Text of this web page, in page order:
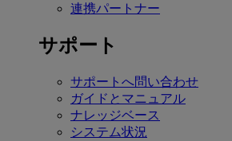
連携パートナー
サポート
サポートへ問い合わせ
ガイドとマニュアル
ナレッジベース
システム状況